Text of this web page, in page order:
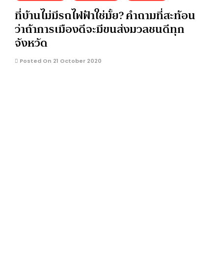
ที่บ้านไม่มีรถไฟฟ้าใช่มั้ย? คำถามที่สะท้อน
ว่าถ้าการเมืองดีจะมีขนส่งมวลชนดีทุก
จังหวัด
Posted On 21 October 2020